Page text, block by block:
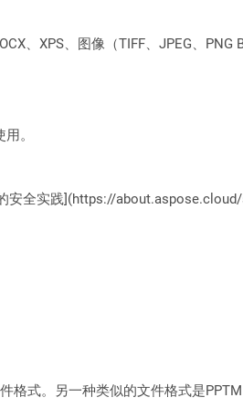
、XPS、图像（TIFF、JPEG、PNG
。
全实践](https://about.aspose.cloud/
格式。另一种类似的文件格式是